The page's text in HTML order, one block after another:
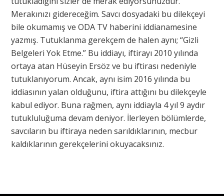
Merakınızı gidereceğim. Savcı dosyadaki bu dilekçeyi
bile okumamış ve ODA TV haberini iddianamesine
yazmış. Tutuklanma gerekçem de halen aynı; “Gizli
Belgeleri Yok Etme.” Bu iddiayı, iftirayı 2010 yılında
ortaya atan Hüseyin Ersöz ve bu iftirası nedeniyle
tutuklanıyorum. Ancak, aynı isim 2016 yılında bu
iddiasının yalan olduğunu, iftira attığını bu dilekçeyle
kabul ediyor. Buna rağmen, aynı iddiayla 4 yıl 9 aydır
tutukluluğuma devam deniyor. İlerleyen bölümlerde,
savcıların bu iftiraya neden sarıldıklarının, mecbur
kaldıklarının gerekçelerini okuyacaksınız.